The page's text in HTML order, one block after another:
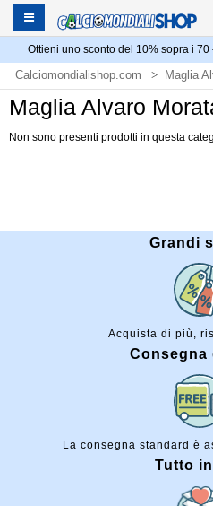
Ottieni uno sconto del 10% sopra i
Calciomondialishop.com Maglia
Maglia Alvaro
Non sono presenti prodotti in questa
Grandi
Acquista di più,
Consegna
La consegna standard è
Tutto